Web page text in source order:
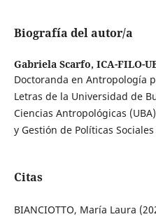
Biografía del autor/a
Gabriela Scarfo, ICA-FILO-
Doctoranda en Antropología
Letras de la Universidad de
Ciencias Antropológicas
y Gestión de Políticas Sociales
Citas
BIANCIOTTO, María Laura